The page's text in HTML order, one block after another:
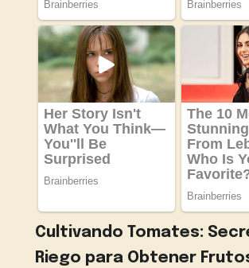
Cultivando Tomates:
Riego para Obtener